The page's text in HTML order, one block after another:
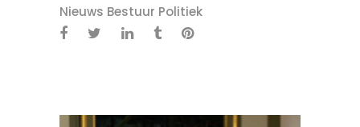
Nieuws Bestuur Politiek